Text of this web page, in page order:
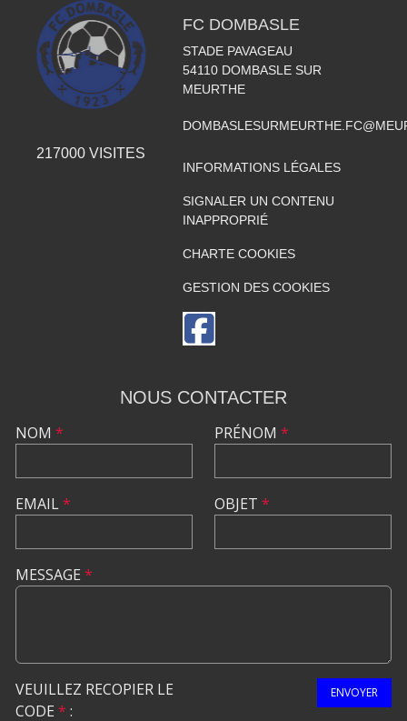
217000 VISITES
FC DOMBASLE
STADE PAVAGEAU
54110 DOMBASLE SUR
MEURTHE
INFORMATIONS LÉGALES
SIGNALER UN CONTENU
INAPPROPRIÉ
CHARTE COOKIES
GESTION DES COOKIES
NOUS CONTACTER
NOM *
EMAIL*
PRÉNOM *
OBJET *
MESSAGE *
VEUILLEZ RECOPIER LE
CODE * :
ENVOYER